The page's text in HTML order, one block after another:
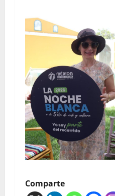
Comparte